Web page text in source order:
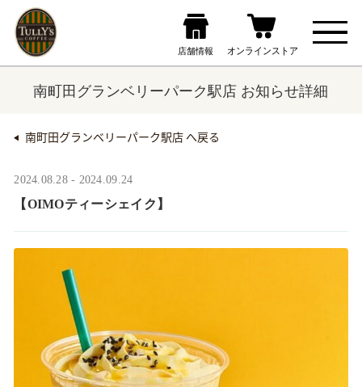
南町田グランベリーパーク駅店 お知らせ詳細
南町田グランベリーパーク駅店 へ戻る
2024.08.28 - 2024.09.24
【OIMOティーシェイク】